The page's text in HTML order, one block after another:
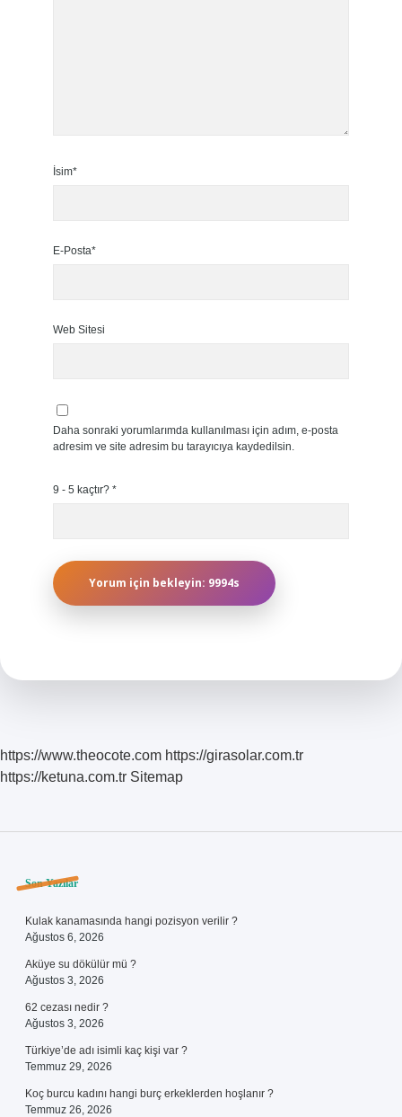
İsim*
E-Posta*
Web Sitesi
Daha sonraki yorumlarımda kullanılması için adım, e-posta
adresim ve site adresim bu tarayıcıya kaydedilsin.
9 - 5 kaçtır? *
https://www.theocote.com https://girasolar.com.tr
https://ketuna.com.tr Sitemap
Sidebar
Son Yazılar
Kulak kanamasında hangi pozisyon verilir ?
Ağustos 6, 2026
Aküye su dökülür mü ?
Ağustos 3, 2026
62 cezası nedir ?
Ağustos 3, 2026
Türkiye’de adı isimli kaç kişi var ?
Temmuz 29, 2026
Koç burcu kadını hangi burç erkeklerden hoşlanır ?
Temmuz 26, 2026